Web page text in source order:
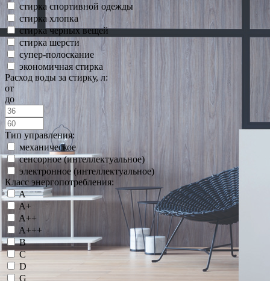
стирка спортивной одежды
стирка хлопка
стирка черных вещей
стирка шерсти
супер-полоскание
экономичная стирка
Расход воды за стирку, л:
от
до
Тип управления:
механическое
сенсорное (интеллектуальное)
электронное (интеллектуальное)
Класс энергопотребления:
A
A+
A++
A+++
B
C
D
G